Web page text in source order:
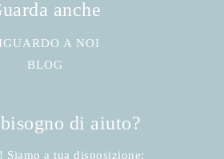
anche
A NOI
BLOG
di aiuto?
Siamo a tua disposizione: